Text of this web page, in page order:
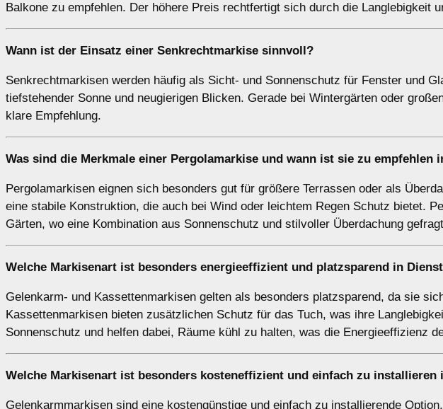
Balkone zu empfehlen. Der höhere Preis rechtfertigt sich durch die Langlebigkeit
Wann ist der Einsatz einer Senkrechtmarkise sinnvoll?
Senkrechtmarkisen werden häufig als Sicht- und Sonnenschutz für Fenster und
tiefstehender Sonne und neugierigen Blicken. Gerade bei Wintergärten oder
klare Empfehlung.
Was sind die Merkmale einer Pergolamarkise und wann ist sie zu empfehlen
Pergolamarkisen eignen sich besonders gut für größere Terrassen oder als
eine stabile Konstruktion, die auch bei Wind oder leichtem Regen Schutz bietet.
Gärten, wo eine Kombination aus Sonnenschutz und stilvoller Überdachung
Welche Markisenart ist besonders energieeffizient und platzsparend in
Gelenkarm- und Kassettenmarkisen gelten als besonders platzsparend, da sie
Kassettenmarkisen bieten zusätzlichen Schutz für das Tuch, was ihre
Sonnenschutz und helfen dabei, Räume kühl zu halten, was die Energieeffizienz
Welche Markisenart ist besonders kosteneffizient und einfach zu installieren
Gelenkarmmarkisen sind eine kostengünstige und einfach zu installierende